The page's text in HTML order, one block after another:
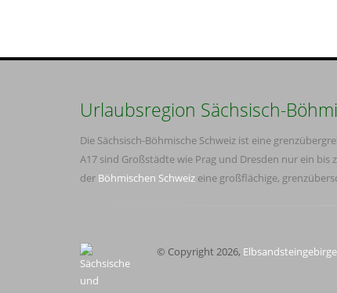
Urlaubsregion Sächsisch-
Die Sächsisch-Böhmische Schweiz ist eine
A17 sind Großstädte wie Prag und Dresden nur ein bis
der Böhmischen Schweiz eine großflächige,
© Copyright 2026,